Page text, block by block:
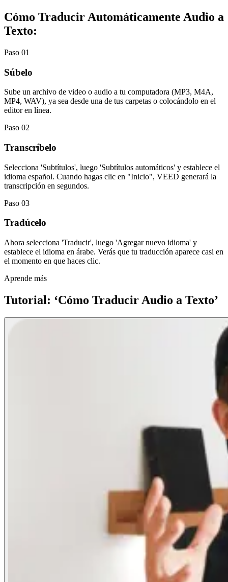
Cómo Traducir Automáticamente Audio a
Texto:
Paso 01
Súbelo
Sube un archivo de video o audio a tu computadora (MP3, M4A,
MP4, WAV), ya sea desde una de tus carpetas o colocándolo en el
editor en línea.
Paso 02
Transcríbelo
Selecciona 'Subtítulos', luego 'Subtítulos automáticos' y establece el
idioma español. Cuando hagas clic en "Inicio", VEED generará la
transcripción en segundos.
Paso 03
Tradúcelo
Ahora selecciona 'Traducir', luego 'Agregar nuevo idioma' y
establece el idioma en árabe. Verás que tu traducción aparece casi en
el momento en que haces clic.
Aprende más
Tutorial: ‘Cómo Traducir Audio a Texto’